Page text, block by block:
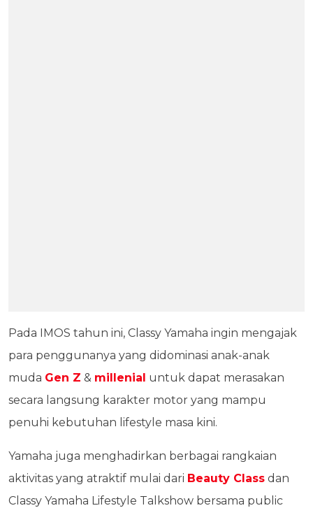
Pada IMOS tahun ini, Classy Yamaha ingin mengajak
para penggunanya yang didominasi anak-anak
muda Gen Z & millenial untuk dapat merasakan
secara langsung karakter motor yang mampu
penuhi kebutuhan lifestyle masa kini.
Yamaha juga menghadirkan berbagai rangkaian
aktivitas yang atraktif mulai dari Beauty Class dan
Classy Yamaha Lifestyle Talkshow bersama public